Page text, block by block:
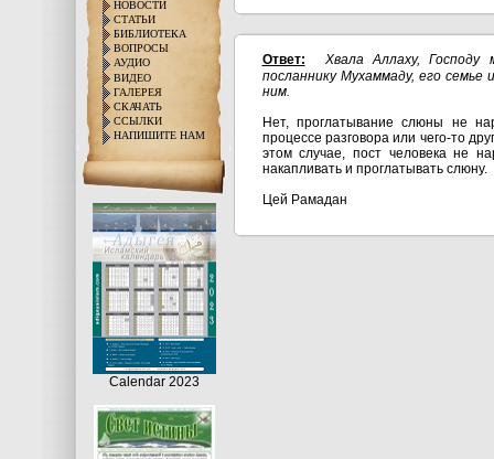
НОВОСТИ
СТАТЬИ
БИБЛИОТЕКА
ВОПРОСЫ
АУДИО
ВИДЕО
ГАЛЕРЕЯ
СКАЧАТЬ
ССЫЛКИ
НАПИШИТЕ НАМ
Calendar 2023
Ответ:
Хвала Аллаху, Господу
посланнику Мухаммаду, его
ним.
Нет, проглатывание слюны не
процессе разговора или чего-то
этом случае, пост человека не
накапливать и проглатывать слюну.
Цей Рамадан